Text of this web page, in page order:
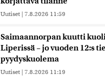
Uutiset | 7.8.2026 11:59
Saimaannorpan kuutti
Liperissä – jo vuoden 12:s
pyydyskuolema
Uutiset | 7.8.2026 11:19